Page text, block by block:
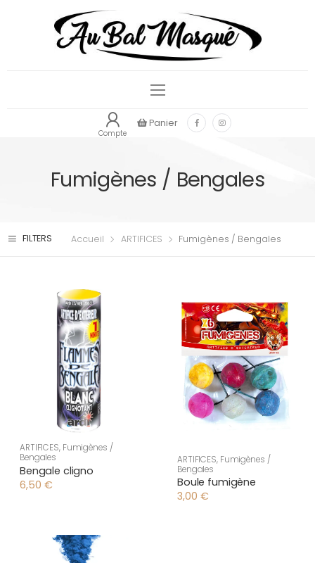
Compte
Panier
Fumigènes / Bengales
FILTERS Accueil ARTIFICES Fumigènes / Bengales
ARTIFICES, Fumigènes /
Bengales
Bengale cligno
6,50 €
ARTIFICES, Fumigènes /
Bengales
Boule fumigène
3,00 €